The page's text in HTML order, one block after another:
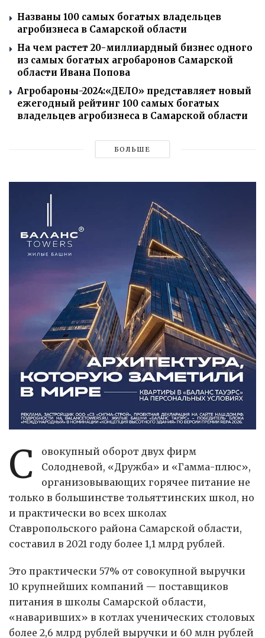
Названы 100 самых богатых владельцев
агробизнеса в Самарской области
На чем растет 20-миллиардный бизнес одного
из самых богатых агробаронов Самарской
области Ивана Попова
Агробароны-2024:«ДЕЛО» представляет новый
ежегодный рейтинг 100 самых богатых
владельцев агробизнеса в Самарской области
БОЛЬШЕ
С
овокупный оборот двух фирм
Солодневой, «Дружба» и «Гамма-плюс»,
организовывающих горячее питание не
только в большинстве тольяттинских школ, но
и практически во всех школах
Ставропольского района Самарской области,
составил в 2021 году более 1,1 млрд рублей.
Это практически 57% от совокупной выручки
10 крупнейших компаний — поставщиков
питания в школы Самарской области,
«наваривших» в котлах ученических столовых
более 2,6 млрд рублей выручки и 60 млн рублей